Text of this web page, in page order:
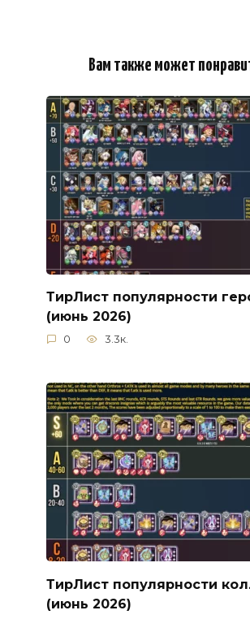
Вам также может
ТирЛист популярности
(июнь 2026)
0 3.3к.
ТирЛист популярности
(июнь 2026)